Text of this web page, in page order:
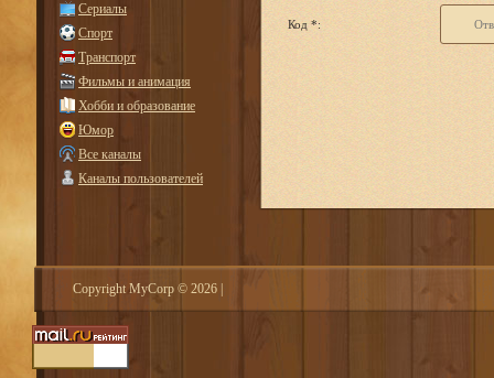
Сериалы
Спорт
Транспорт
Фильмы и анимация
Хобби и образование
Юмор
Все каналы
Каналы пользователей
Код *:
Copyright MyCorp © 2026